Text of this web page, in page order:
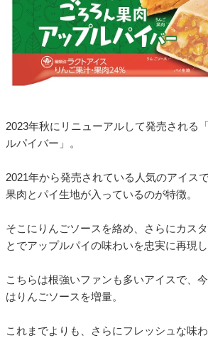
2023年秋にリニューアルして発売される
ルパイバー」。
2021年から発売されている人気のアイス
果肉とパイ生地が入っているのが特徴。
そこにりんごソースを絡め、さらにカス
とでアップルパイの味わいを忠実に再現し
こちらは根強いファンも多いアイスで、
はりんごソースを増量。
これまでよりも、さらにフレッシュな味